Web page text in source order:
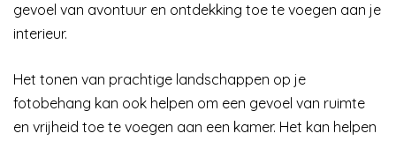
gevoel van avontuur en ontdekking toe te voegen aan je
interieur.
Het tonen van prachtige landschappen op je
fotobehang kan ook helpen om een gevoel van ruimte
en vrijheid toe te voegen aan een kamer. Het kan helpen